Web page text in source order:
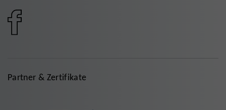
Partner & Zertifikate